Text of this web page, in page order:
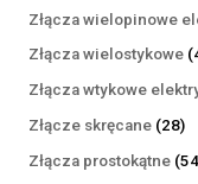
Złącza wielopinowe
Złącza wielostykowe
Złącza wtykowe
Złącze skręcane 2828
Złącza prostokątne 54